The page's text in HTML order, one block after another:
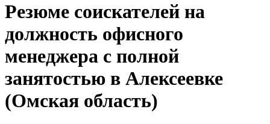
Резюме соискателей на
должность офисного
менеджера с полной
занятостью в Алексеевке
(Омская область)